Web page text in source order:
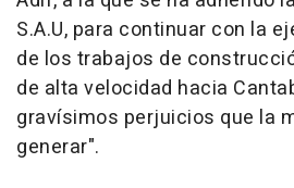
S.A.U, para continuar con la
de los trabajos de
de alta velocidad hacia
gravísimos perjuicios que la
generar".